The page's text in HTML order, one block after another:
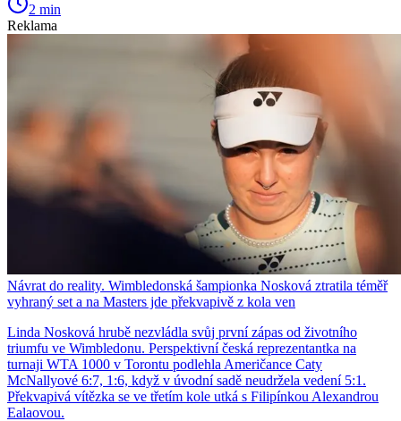
2 min
Reklama
Návrat do reality. Wimbledonská šampionka Nosková ztratila téměř
vyhraný set a na Masters jde překvapivě z kola ven
Linda Nosková hrubě nezvládla svůj první zápas od životního
triumfu ve Wimbledonu. Perspektivní česká reprezentantka na
turnaji WTA 1000 v Torontu podlehla Američance Caty
McNallyové 6:7, 1:6, když v úvodní sadě neudržela vedení 5:1.
Překvapivá vítězka se ve třetím kole utká s Filipínkou Alexandrou
Ealaovou.